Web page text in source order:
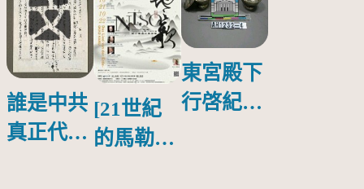
誰是中共
真正代言
[21世紀
的馬勒、
東宮殿下
行啓紀念